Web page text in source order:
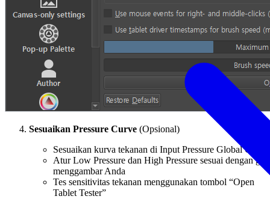
Sesuaikan Pressure Curve (Opsional)
Sesuaikan kurva tekanan di Input Pressure Global Curve
Atur Low Pressure dan High Pressure sesuai dengan
menggambar Anda
Tes sensitivitas tekanan menggunakan tombol “Open
Tablet Tester”